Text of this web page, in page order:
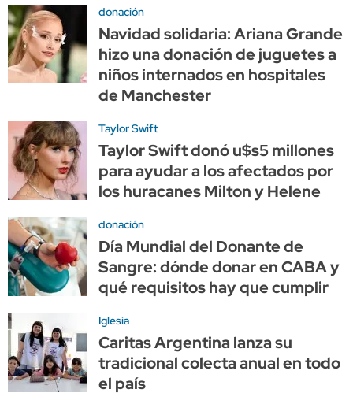
donación
Navidad solidaria: Ariana Grande
hizo una donación de juguetes a
niños internados en hospitales
de Manchester
Taylor Swift
Taylor Swift donó u$s5 millones
para ayudar a los afectados por
los huracanes Milton y Helene
donación
Día Mundial del Donante de
Sangre: dónde donar en CABA y
qué requisitos hay que cumplir
Iglesia
Caritas Argentina lanza su
tradicional colecta anual en todo
el país